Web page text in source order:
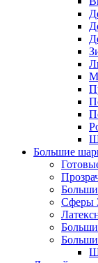
Большие
Сферы